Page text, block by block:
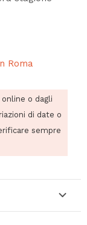
Roma
o dagli
di date o
sempre